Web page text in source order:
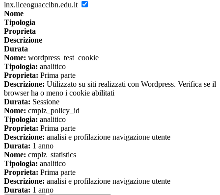
lnx.liceoguaccibn.edu.it
Nome
Tipologia
Proprieta
Descrizione
Durata
Nome: wordpress_test_cookie
Tipologia: analitico
Proprieta: Prima parte
Descrizione: Utilizzato su siti realizzati con Wordpress. Verifica se il
browser ha o meno i cookie abilitati
Durata: Sessione
Nome: cmplz_policy_id
Tipologia: analitico
Proprieta: Prima parte
Descrizione: analisi e profilazione navigazione utente
Durata: 1 anno
Nome: cmplz_statistics
Tipologia: analitico
Proprieta: Prima parte
Descrizione: analisi e profilazione navigazione utente
Durata: 1 anno